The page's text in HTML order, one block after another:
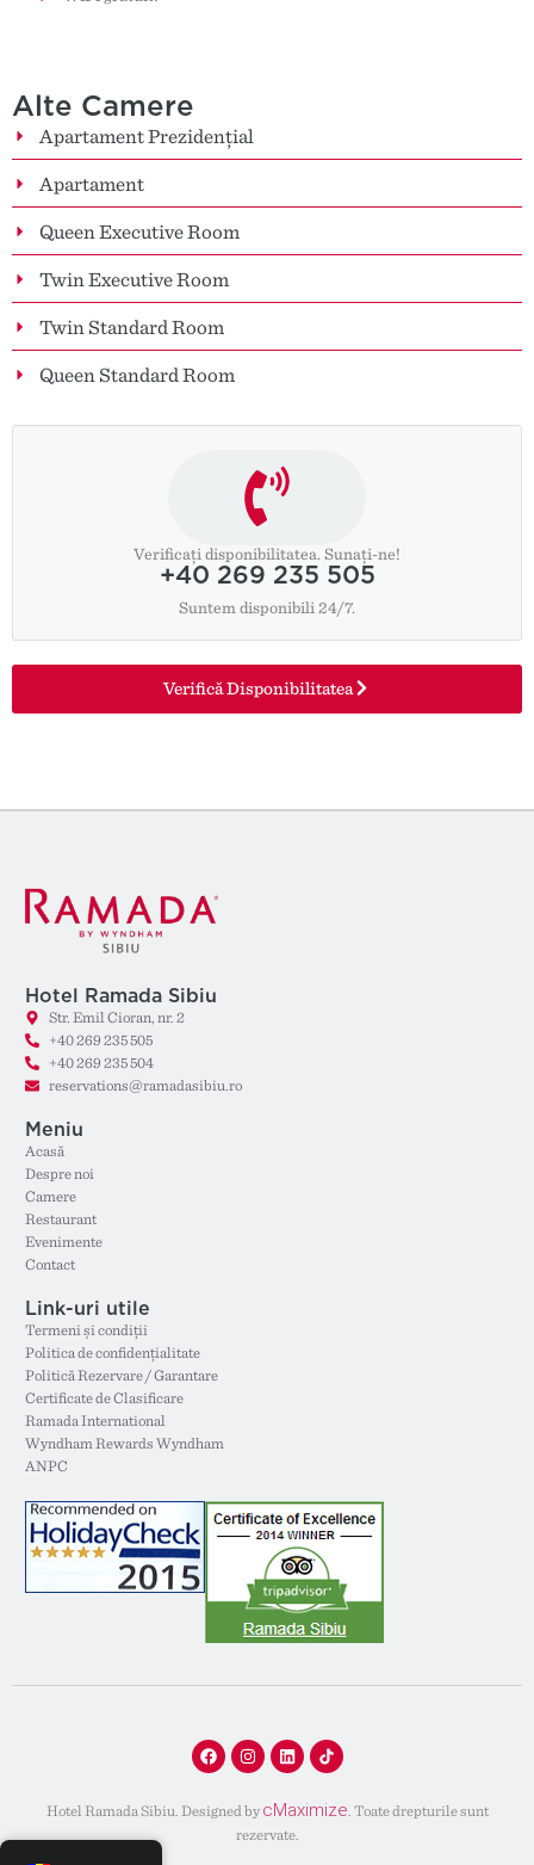
Alte Camere
Apartament Prezidențial
Apartament
Queen Executive Room
Twin Executive Room
Twin Standard Room
Queen Standard Room
Verificați disponibilitatea. Sunați-ne!
+40 269 235 505
Suntem disponibili 24/7.
Verifică Disponibilitatea
Hotel Ramada Sibiu
Str. Emil Cioran, nr. 2
+40 269 235 505
+40 269 235 504
reservations@ramadasibiu.ro
Meniu
Acasă
Despre noi
Camere
Restaurant
Evenimente
Contact
Link-uri utile
Termeni și condiții
Politica de confidențialitate
Politică Rezervare / Garantare
Certificate de Clasificare
Ramada International
Wyndham Rewards Wyndham
ANPC
Hotel Ramada Sibiu. Designed by cMaximize. Toate drepturile sunt
rezervate.